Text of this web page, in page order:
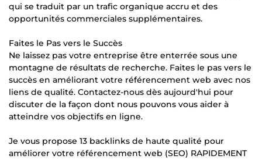
qui se traduit par un trafic organique accru et des
opportunités commerciales supplémentaires.
Faites le Pas vers le Succès
Ne laissez pas votre entreprise être enterrée sous une
montagne de résultats de recherche. Faites le pas vers le
succès en améliorant votre référencement web avec nos
liens de qualité. Contactez-nous dès aujourd'hui pour
discuter de la façon dont nous pouvons vous aider à
atteindre vos objectifs en ligne.
Je vous propose 13 backlinks de haute qualité pour
améliorer votre référencement web (SEO) RAPIDEMENT